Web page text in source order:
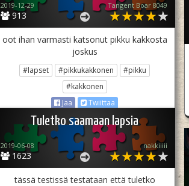
913
2019-12-29 Tangent Boar 8049
oot ihan varmasti katsonut pikku kakkosta
joskus
#lapset #pikkukakkonen
#pikku
#kakkonen
Jaa
Twiittaa
Tuletko saamaan lapsia
1623
2019-06-08 nakkiiiii
tässä testissä testataan että tuletko